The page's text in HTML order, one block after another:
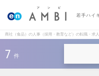
若手ハイ
商社（食品）の人事（採用・教育など）の転職・求
7 件